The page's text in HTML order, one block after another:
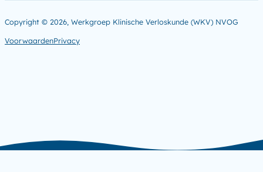
Copyright © 2026, Werkgroep Klinische Verloskunde (WKV) NVOG
VoorwaardenPrivacy